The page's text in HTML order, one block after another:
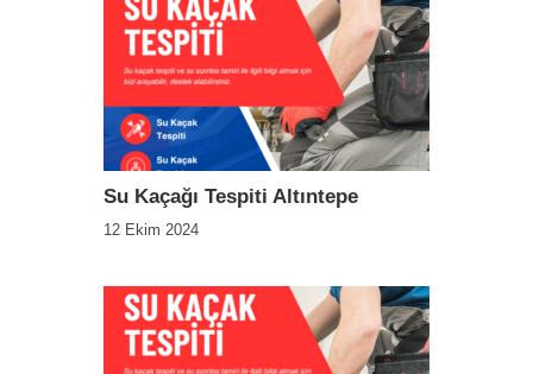
Su Kaçağı Tespiti Altıntepe
12 Ekim 2024